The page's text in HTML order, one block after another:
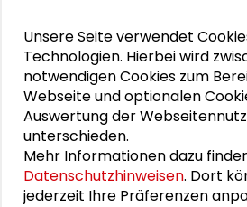
DOWNLOADS
Abendvortrag von Prof. Dr.
(PDF)
Die Handlungslogik der
Unsere Seite verwendet
Technologien. Hierbei wird
notwendigen Cookies zum
Webseite und optionalen
Auswertung der
unterschieden.
Mehr Informationen dazu
Datenschutzhinweisen. Dort
jederzeit Ihre Präferenzen